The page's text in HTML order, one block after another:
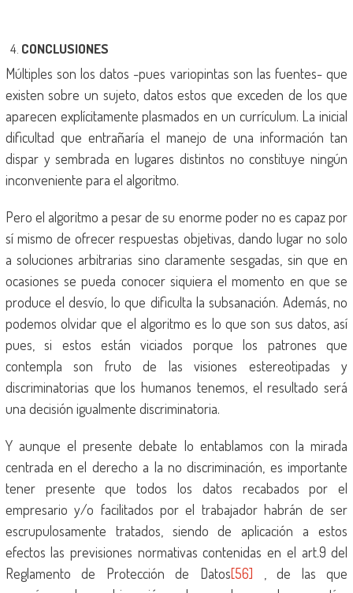
CONCLUSIONES
Múltiples son los datos -pues variopintas son las fuentes- que
existen sobre un sujeto, datos estos que exceden de los que
aparecen explícitamente plasmados en un currículum. La inicial
dificultad que entrañaría el manejo de una información tan
dispar y sembrada en lugares distintos no constituye ningún
inconveniente para el algoritmo.
Pero el algoritmo a pesar de su enorme poder no es capaz por
sí mismo de ofrecer respuestas objetivas, dando lugar no solo
a soluciones arbitrarias sino claramente sesgadas, sin que en
ocasiones se pueda conocer siquiera el momento en que se
produce el desvío, lo que dificulta la subsanación. Además, no
podemos olvidar que el algoritmo es lo que son sus datos, así
pues, si estos están viciados porque los patrones que
contempla son fruto de las visiones estereotipadas y
discriminatorias que los humanos tenemos, el resultado será
una decisión igualmente discriminatoria.
Y aunque el presente debate lo entablamos con la mirada
centrada en el derecho a la no discriminación, es importante
tener presente que todos los datos recabados por el
empresario y/o facilitados por el trabajador habrán de ser
escrupulosamente tratados, siendo de aplicación a estos
efectos las previsiones normativas contenidas en el art.9 del
Reglamento de Protección de Datos[56] , de las que